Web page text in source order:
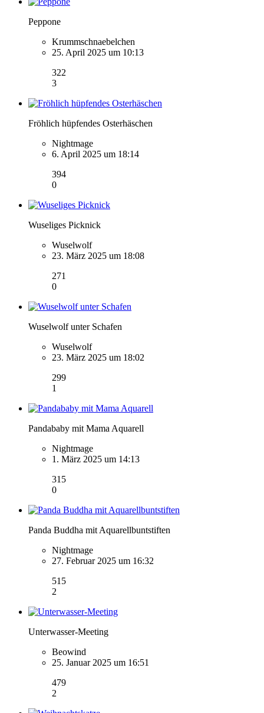
Peppone
Krummschnaebelchen
25. April 2025 um 10:13
322
3
Fröhlich hüpfendes Osterhäschen
Nightmage
6. April 2025 um 18:14
394
0
Wuseliges Picknick
Wuselwolf
23. März 2025 um 18:08
271
0
Wuselwolf unter Schafen
Wuselwolf
23. März 2025 um 18:02
299
1
Pandababy mit Mama Aquarell
Nightmage
1. März 2025 um 14:13
315
0
Panda Buddha mit Aquarellbuntstiften
Nightmage
27. Februar 2025 um 16:32
515
2
Unterwasser-Meeting
Beowind
25. Januar 2025 um 16:51
479
2